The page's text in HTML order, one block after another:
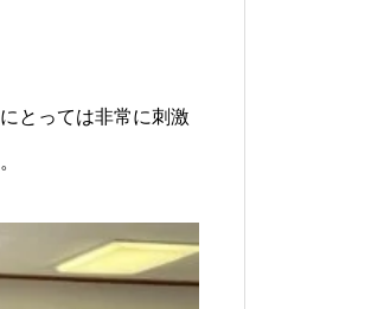
とっては非常に刺激